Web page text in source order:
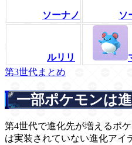
ソーナノ ソ
ルリリ
第3世代まとめ
一部ポケモンは
第4世代で進化先が増えるポ
は実装されていない進化アイ